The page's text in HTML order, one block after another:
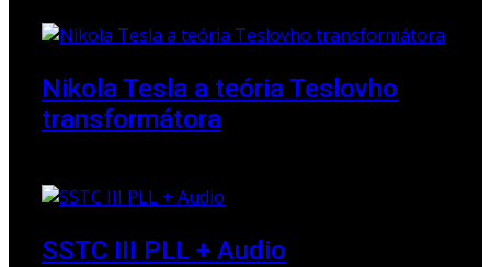
Nikola Tesla a teória Teslovho
transformátora
SSTC III PLL + Audio